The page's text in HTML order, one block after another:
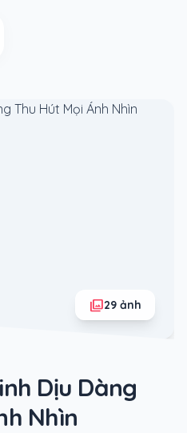
Dịu Dàng
Nhìn
photo_library29 ảnh